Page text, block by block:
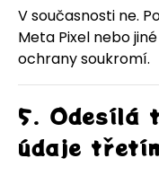
V současnosti ne.
Meta Pixel nebo
ochrany soukromí.
5. Odesílá
údaje